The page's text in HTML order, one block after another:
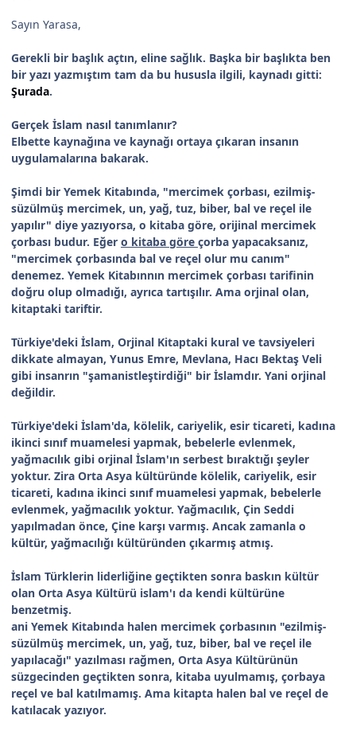
Sayın Yarasa,
Gerekli bir başlık açtın, eline sağlık. Başka bir başlıkta ben
bir yazı yazmıştım tam da bu hususla ilgili, kaynadı gitti:
Şurada.
Gerçek İslam nasıl tanımlanır?
Elbette kaynağına ve kaynağı ortaya çıkaran insanın
uygulamalarına bakarak.
Şimdi bir Yemek Kitabında, "mercimek çorbası, ezilmiş-
süzülmüş mercimek, un, yağ, tuz, biber, bal ve reçel ile
yapılır" diye yazıyorsa, o kitaba göre, orijinal mercimek
çorbası budur. Eğer o kitaba göre çorba yapacaksanız,
"mercimek çorbasında bal ve reçel olur mu canım"
denemez. Yemek Kitabınnın mercimek çorbası tarifinin
doğru olup olmadığı, ayrıca tartışılır. Ama orjinal olan,
kitaptaki tariftir.
Türkiye'deki İslam, Orjinal Kitaptaki kural ve tavsiyeleri
dikkate almayan, Yunus Emre, Mevlana, Hacı Bektaş Veli
gibi insanrın "şamanistleştirdiği" bir İslamdır. Yani orjinal
değildir.
Türkiye'deki İslam'da, kölelik, cariyelik, esir ticareti, kadına
ikinci sınıf muamelesi yapmak, bebelerle evlenmek,
yağmacılık gibi orjinal İslam'ın serbest bıraktığı şeyler
yoktur. Zira Orta Asya kültüründe kölelik, cariyelik, esir
ticareti, kadına ikinci sınıf muamelesi yapmak, bebelerle
evlenmek, yağmacılık yoktur. Yağmacılık, Çin Seddi
yapılmadan önce, Çine karşı varmış. Ancak zamanla o
kültür, yağmacılığı kültüründen çıkarmış atmış.
İslam Türklerin liderliğine geçtikten sonra baskın kültür
olan Orta Asya Kültürü islam'ı da kendi kültürüne
benzetmiş.
ani Yemek Kitabında halen mercimek çorbasının "ezilmiş-
süzülmüş mercimek, un, yağ, tuz, biber, bal ve reçel ile
yapılacağı" yazılması rağmen, Orta Asya Kültürünün
süzgecinden geçtikten sonra, kitaba uyulmamış, çorbaya
reçel ve bal katılmamış. Ama kitapta halen bal ve reçel de
katılacak yazıyor.